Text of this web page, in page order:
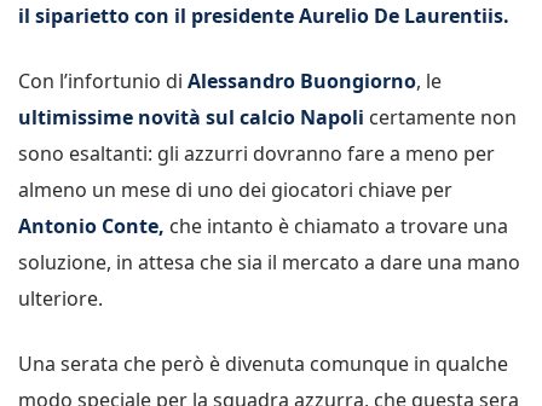
il siparietto con il presidente Aurelio De Laurentiis.
Con l’infortunio di Alessandro Buongiorno, le
ultimissime novità sul calcio Napoli certamente non
sono esaltanti: gli azzurri dovranno fare a meno per
almeno un mese di uno dei giocatori chiave per
Antonio Conte, che intanto è chiamato a trovare una
soluzione, in attesa che sia il mercato a dare una mano
ulteriore.
Una serata che però è divenuta comunque in qualche
modo speciale per la squadra azzurra, che questa sera